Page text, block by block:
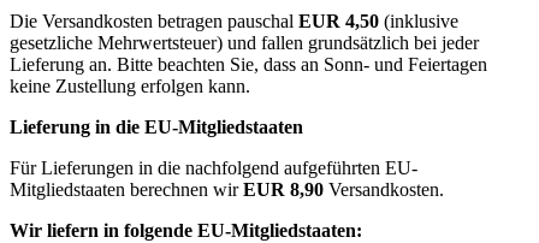
Die Versandkosten betragen pauschal EUR 4,50 (inklusive
gesetzliche Mehrwertsteuer) und fallen grundsätzlich bei jeder
Lieferung an. Bitte beachten Sie, dass an Sonn- und Feiertagen
keine Zustellung erfolgen kann.
Lieferung in die EU-Mitgliedstaaten
Für Lieferungen in die nachfolgend aufgeführten EU-
Mitgliedstaaten berechnen wirEUR 8,90 Versandkosten.
Wir liefern in folgende EU-Mitgliedstaaten: